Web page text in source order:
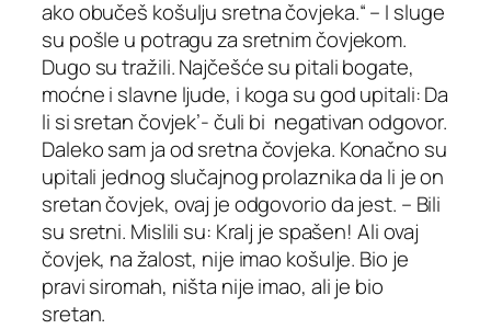
ako obučeš košulju sretna čovjeka.“ – I sluge
su pošle u potragu za sretnim čovjekom.
Dugo su tražili. Najčešće su pitali bogate,
moćne i slavne ljude, i koga su god upitali: Da
li si sretan čovjek’- čuli bi negativan odgovor.
Daleko sam ja od sretna čovjeka. Konačno su
upitali jednog slučajnog prolaznika da li je on
sretan čovjek, ovaj je odgovorio da jest. – Bili
su sretni. Mislili su: Kralj je spašen! Ali ovaj
čovjek, na žalost, nije imao košulje. Bio je
pravi siromah, ništa nije imao, ali je bio
sretan.